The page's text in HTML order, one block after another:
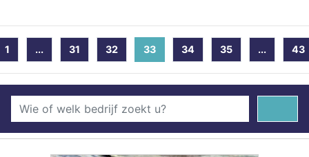
1 ... 31 32 33(current)
34 35 ... 43